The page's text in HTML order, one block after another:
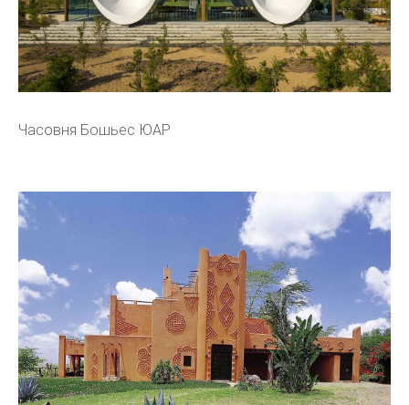
Часовня Бошьес ЮАР